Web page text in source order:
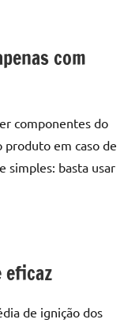
com
componentes do
produto em caso de
simples: basta usar
eficaz
de ignição dos